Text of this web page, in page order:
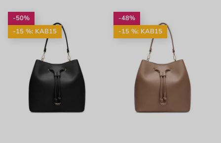
-50%
-15 %: KAB15
-48%
-15 %: KAB15